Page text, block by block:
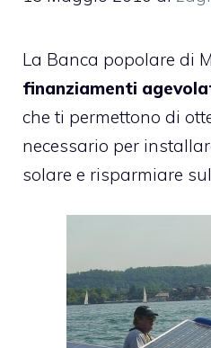
La Banca popolare di
finanziamenti
che ti permettono di
necessario per
solare e risparmiare